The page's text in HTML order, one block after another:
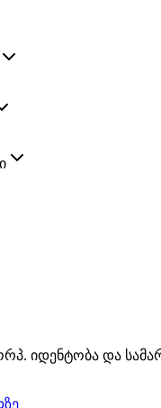
იდენტობა და